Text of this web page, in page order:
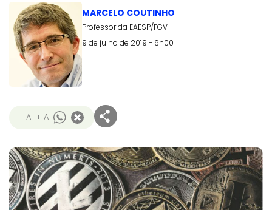
MARCELO COUTINHO
Professor da EAESP/FGV
9 de julho de 2019 - 6h00
- A + A